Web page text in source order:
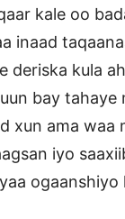
kale oo
inaad
deriska kula
bay tahaye
xun ama waa
iyo
ogaanshiyo